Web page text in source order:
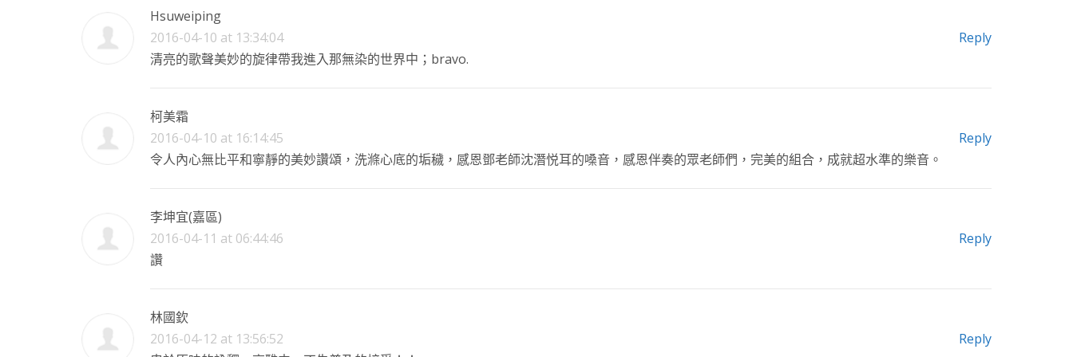
Hsuweiping
2016-04-10 at 13:34:04
Reply
清亮的歌聲美妙的旋律帶我進入那無染的世界中；bravo.
柯美霜
2016-04-10 at 16:14:45
Reply
令人內心無比平和寧靜的美妙讚頌，洗滌心底的垢穢，感恩鄧老師沈潛悦耳的嗓音，感恩伴奏的眾老師們，完美的組合，成就超水準的樂音。
李坤宜(嘉區)
2016-04-11 at 06:44:46
Reply
讚
林國欽
2016-04-12 at 13:56:52
Reply